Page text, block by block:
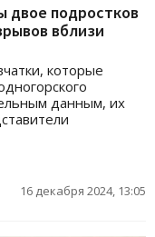
двое подростков
вблизи
которые
данным, их
16 декабря 2024, 13:05